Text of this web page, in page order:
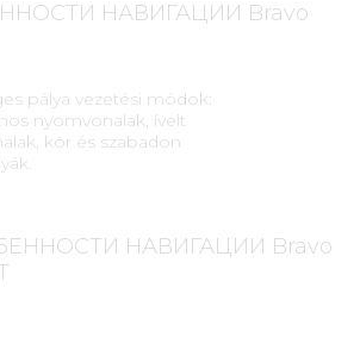
pálya vezetési módok:
nyomvonalak, ívelt
kör és szabadon